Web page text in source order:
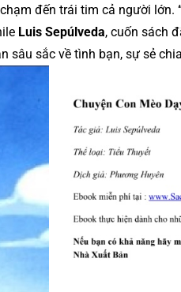
đến trái tim cả người lớn.
Luis Sepúlveda, cuốn sách
sâu sắc về tình bạn, sự sẻ